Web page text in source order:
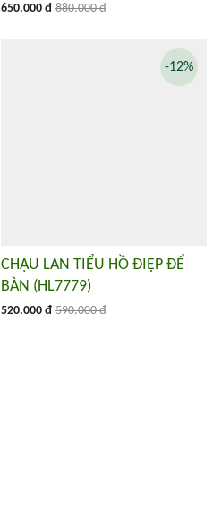
650.000 đ 880.000 đ
CHẬU LAN TIỂU HỒ ĐIỆP ĐỂ
BÀN (HL7779)
520.000 đ 590.000 đ
-12%